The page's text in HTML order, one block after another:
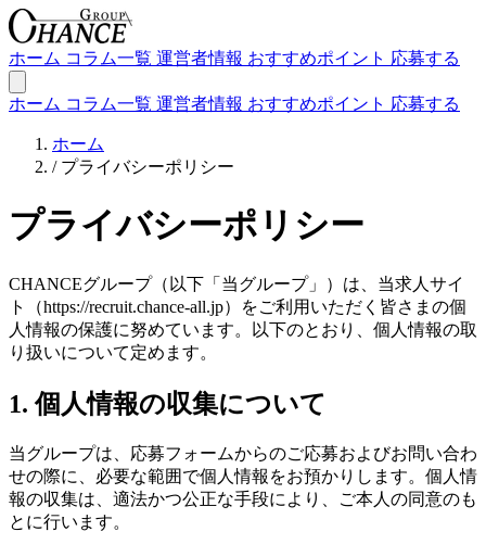
ホーム コラム一覧 運営者情報 おすすめポイント 応募する
ホーム コラム一覧 運営者情報 おすすめポイント 応募する
ホーム
/ プライバシーポリシー
プライバシーポリシー
CHANCEグループ（以下「当グループ」）は、当求人サイ
ト（https://recruit.chance-all.jp）をご利用いただく皆さまの個
人情報の保護に努めています。以下のとおり、個人情報の取
り扱いについて定めます。
1. 個人情報の収集について
当グループは、応募フォームからのご応募およびお問い合わ
せの際に、必要な範囲で個人情報をお預かりします。個人情
報の収集は、適法かつ公正な手段により、ご本人の同意のも
とに行います。